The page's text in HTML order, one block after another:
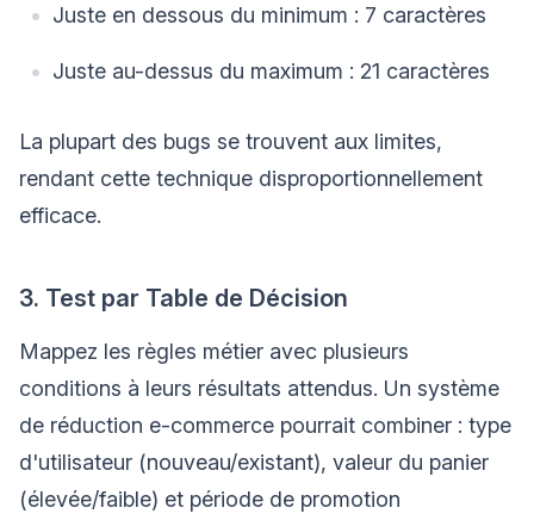
Juste en dessous du minimum : 7 caractères
Juste au-dessus du maximum : 21 caractères
La plupart des bugs se trouvent aux limites,
rendant cette technique disproportionnellement
efficace.
3. Test par Table de Décision
Mappez les règles métier avec plusieurs
conditions à leurs résultats attendus. Un système
de réduction e-commerce pourrait combiner : type
d'utilisateur (nouveau/existant), valeur du panier
(élevée/faible) et période de promotion